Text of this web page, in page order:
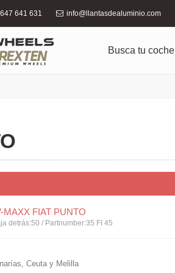
647 641 631 info@llantasdealuminio.com
Busca tu coche
MAXX FIAT PUNTO
detrás:50 / Partnumber:35 FI 45
Ceuta y Melilla